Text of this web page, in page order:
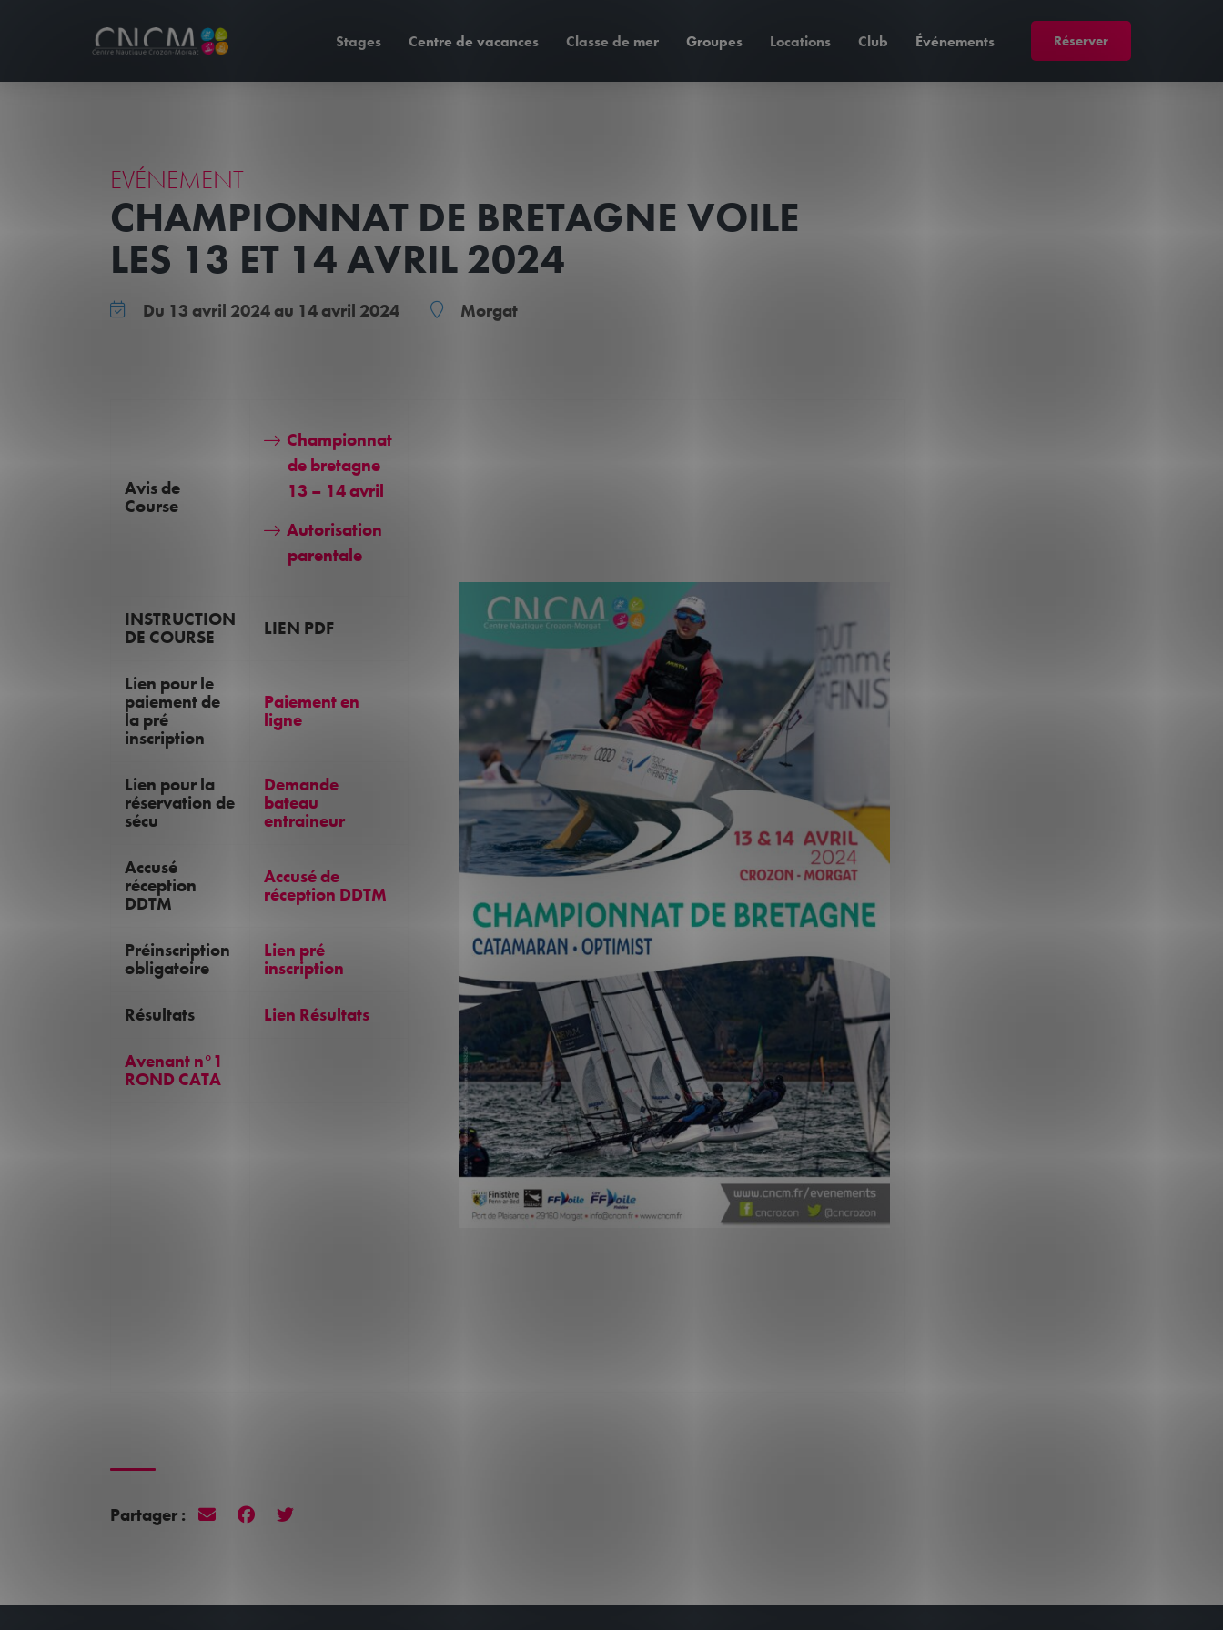
Stages Centre de vacances Classe de mer Groupes Locations Club Événements Réserver
EVÉNEMENT
CHAMPIONNAT DE BRETAGNE VOILE
LES 13 ET 14 AVRIL 2024
Du 13 avril 2024 au 14 avril 2024 Morgat
Avis de
Course
Championnat
de bretagne
13 – 14 avril
Autorisation
parentale
INSTRUCTION
DE COURSE
LIEN PDF
Lien pour le
paiement de
la pré
inscription
Paiement en
ligne
Lien pour la
réservation de
sécu
Demande
bateau
entraineur
Accusé
réception
DDTM
Accusé de
réception DDTM
Préinscription
obligatoire
Lien pré
inscription
Résultats Lien Résultats
Avenant n°1
ROND CATA
Partager :